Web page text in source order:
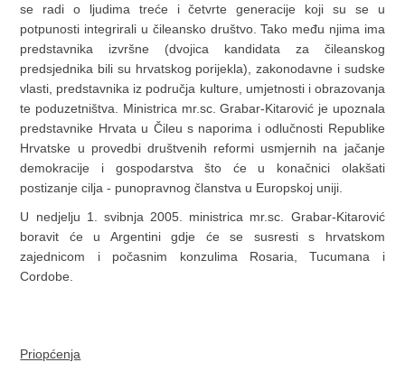
se radi o ljudima treće i četvrte generacije koji su se u
potpunosti integrirali u čileansko društvo. Tako među njima ima
predstavnika izvršne (dvojica kandidata za čileanskog
predsjednika bili su hrvatskog porijekla), zakonodavne i sudske
vlasti, predstavnika iz područja kulture, umjetnosti i obrazovanja
te poduzetništva. Ministrica mr.sc. Grabar-Kitarović je upoznala
predstavnike Hrvata u Čileu s naporima i odlučnosti Republike
Hrvatske u provedbi društvenih reformi usmjernih na jačanje
demokracije i gospodarstva što će u konačnici olakšati
postizanje cilja - punopravnog članstva u Europskoj uniji.
U nedjelju 1. svibnja 2005. ministrica mr.sc. Grabar-Kitarović
boravit će u Argentini gdje će se susresti s hrvatskom
zajednicom i počasnim konzulima Rosaria, Tucumana i
Cordobe.
Priopćenja